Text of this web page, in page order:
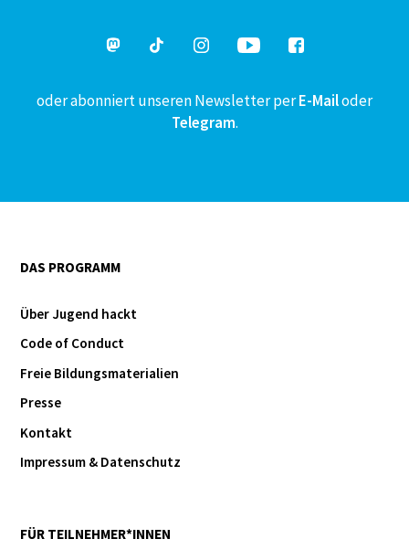
oder abonniert unseren Newsletter perE-Mailoder
Telegram.
DAS PROGRAMM
Über Jugend hackt
Code of Conduct
Freie Bildungsmaterialien
Presse
Kontakt
Impressum & Datenschutz
FÜR TEILNEHMER*INNEN